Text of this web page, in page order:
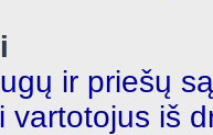
ir priešų
vartotojus iš